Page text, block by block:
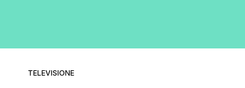
TELEVISIONE